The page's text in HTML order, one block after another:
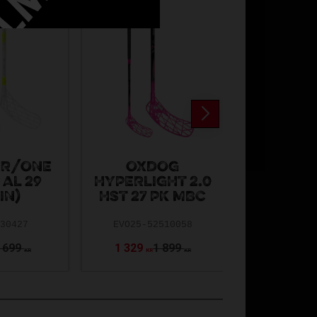
ONE
AL 29
699 KR
OXDOG
HYPERLIGHT 2.0
HST 27 PK MBC
1 329 KR1 899 KR